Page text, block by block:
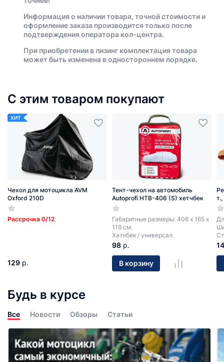
Информация о наличии товара, точной стоимости и
оформление заказа производится только после
подтверждения оператора кол-центра.
При приобретении в лизинг комплектация товара
может быть изменена в одностороннем порядке.
С этим товаром покупают
ХИТ
Чехол для мотоцикла AVM
Oxford 210D
Рассрочка 0/12
129 р.
Тент-чехол на автомобиль
Autoprofi HTB-406 (S) хетчбек
Габаритные размеры: 406 х 165 х
119 см.
Хэтчбек / универсал.
98 р.
В корзину
14
Будь в курсе
Все Новости Обзоры Статьи